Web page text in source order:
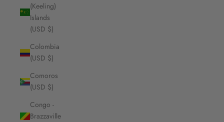
(Keeling)
Islands
(USD $)
Colombia
(USD $)
Comoros
(USD $)
Congo -
Brazzaville